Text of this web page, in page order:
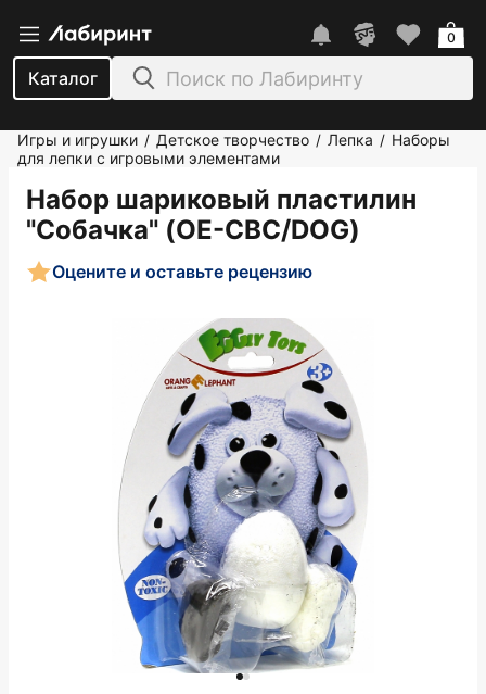
Каталог
0
Игры и игрушки / Детское творчество / Лепка / Наборы
для лепки с игровыми элементами
Набор шариковый пластилин
"Собачка" (OE-CBC/DOG)
Оцените и оставьте рецензию